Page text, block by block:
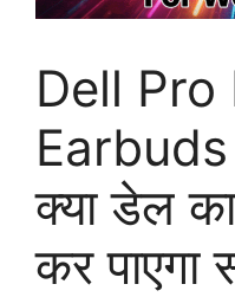
Dell Pro
क्या डेल
कर पाएगा